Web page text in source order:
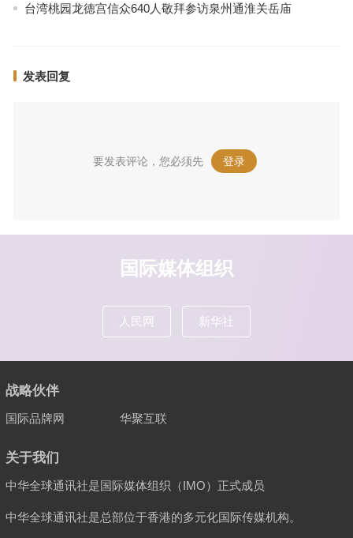
台湾桃园龙德宫信众640人敬拜参访泉州通淮关岳庙
发表回复
要发表评论，您必须先 登录 。
国际媒体组织
人民网 新华社
战略伙伴
国际品牌网 华聚互联
关于我们
中华全球通讯社是国际媒体组织（IMO）正式成员
中华全球通讯社是总部位于香港的多元化国际传媒机构。